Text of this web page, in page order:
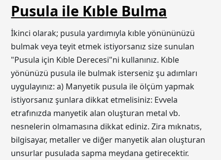
Pusula ile Kıble Bulma
İkinci olarak; pusula yardımıyla kıble yönününüzü
bulmak veya teyit etmek istiyorsanız size sunulan
"Pusula için Kıble Derecesi"ni kullanınız. Kıble
yönünüzü pusula ile bulmak isterseniz şu adımları
uygulayınız: a) Manyetik pusula ile ölçüm yapmak
istiyorsanız şunlara dikkat etmelisiniz: Evvela
etrafınızda manyetik alan oluşturan metal vb.
nesnelerin olmamasına dikkat ediniz. Zira mıknatıs,
bilgisayar, metaller ve diğer manyetik alan oluşturan
unsurlar pusulada sapma meydana getirecektir.